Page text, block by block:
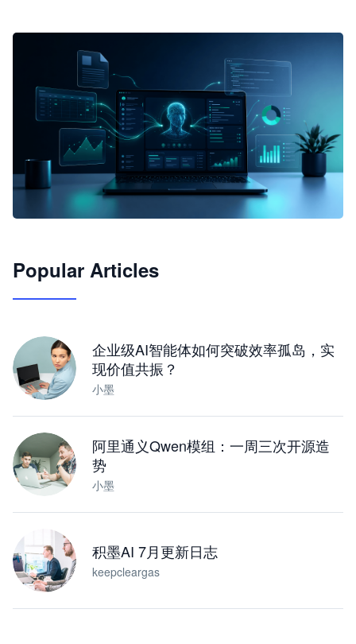
JimoClaw 桌面 AI Agent 工作台
Popular Articles
企业级AI智能体如何突破效率孤岛，实
现价值共振？
小墨
阿里通义Qwen模组：一周三次开源造
势
小墨
积墨AI 7月更新日志
keepcleargas